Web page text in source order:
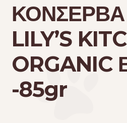
ΚΟΝΣΕΡΒΑ
LILY’S
ORGANIC
-85gr